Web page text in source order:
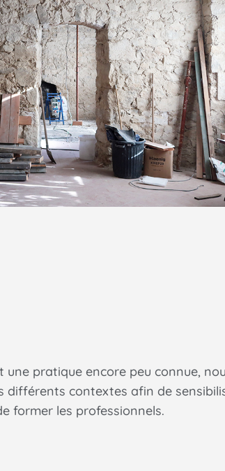
une pratique encore peu connue,
différents contextes afin de
former les professionnels.